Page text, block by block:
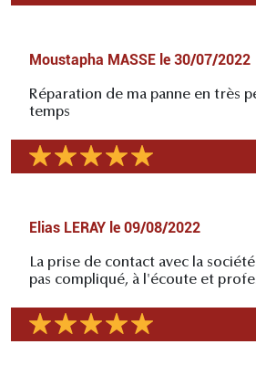
Moustapha MASSE le 30/07/2022
Réparation de ma panne en très
temps
Elias LERAY le 09/08/2022
La prise de contact avec la
pas compliqué, à l'écoute et